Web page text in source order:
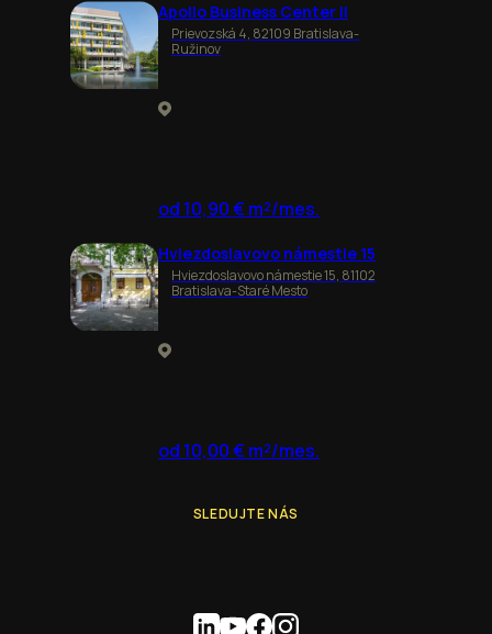
Apollo Business Center II
Prievozská 4, 82109 Bratislava-
Ružinov
od 10,90 € m²/mes.
Hviezdoslavovo námestie 15
Hviezdoslavovo námestie 15, 81102
Bratislava-Staré Mesto
od 10,00 € m²/mes.
SLEDUJTE NÁS